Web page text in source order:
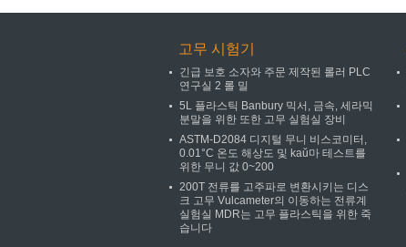
고무 시험기
긴급 보호 소자와 주문 제작된 롤러 PLC
연구실 2 롤 밀
5L 플라스틱 Banbury 믹서, 금속, 세라믹
분말을 위한 또한 고무 실험실 장비
ASTM-D2084 디지털 무니 비스코미터,
0.01°C 온도 해상도 및 kaŭ마 테스트를
위한 무니 값 0~200
200T 전류를 고주파로 변환시키는 디스
크 고무 Vulcameter의 이동하는 전류계
실험실 MDR는 고무 플라스틱을 위한 죽
습니다